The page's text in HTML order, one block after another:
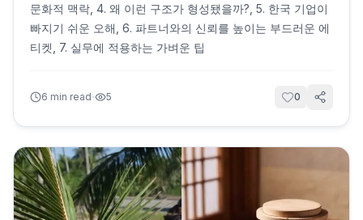
문화적 맥락, 4. 왜 이런 구조가 형성됐을까?, 5. 한국 기업이
빠지기 쉬운 오해, 6. 파트너와의 신뢰를 높이는 부드러운 에
티켓, 7. 실무에 적용하는 가벼운 팁
6 min read· 5 0